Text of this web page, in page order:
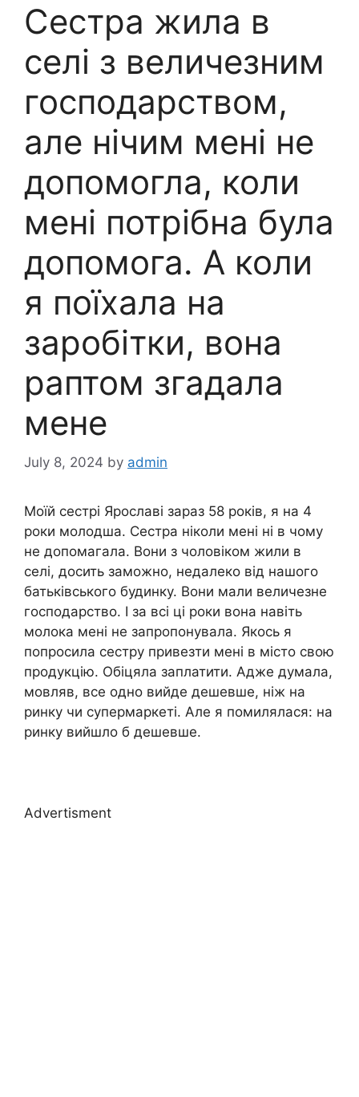
Сестра жила в
селі з величезним
господарством,
але нічим мені не
допомогла, коли
мені потрібна була
допомога. А коли
я поїхала на
заробітки, вона
раптом згадала
мене
July 8, 2024 by admin
Моїй сестрі Ярославі зараз 58 років, я на 4
роки молодша. Сестра ніколи мені ні в чому
не допомагала. Вони з чоловіком жили в
селі, досить заможно, недалеко від нашого
батьківського будинку. Вони мали величезне
господарство. І за всі ці роки вона навіть
молока мені не запропонувала. Якось я
попросила сестру привезти мені в місто свою
продукцію. Обіцяла заплатити. Адже думала,
мовляв, все одно вийде дешевше, ніж на
ринку чи супермаркеті. Але я помилялася: на
ринку вийшло б дешевше.
Advertisment